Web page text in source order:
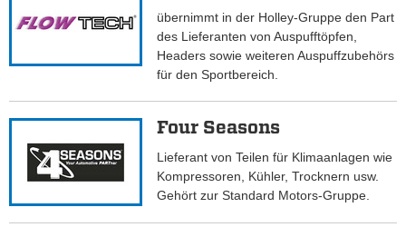
übernimmt in der Holley-Gruppe den Part
des Lieferanten von Auspufftöpfen,
Headers sowie weiteren Auspuffzubehörs
für den Sportbereich.
Four Seasons
Lieferant von Teilen für Klimaanlagen wie
Kompressoren, Kühler, Trocknern usw.
Gehört zur Standard Motors-Gruppe.